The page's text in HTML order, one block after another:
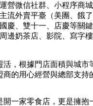
營微信社群、小程序商
主流外賣平臺（美團、餓
國慶、雙十一、店慶等關
周邊奶茶店、影院、寫字
，根據門店面積與城
的用心經營與總部支持
一家零食店，更是擁